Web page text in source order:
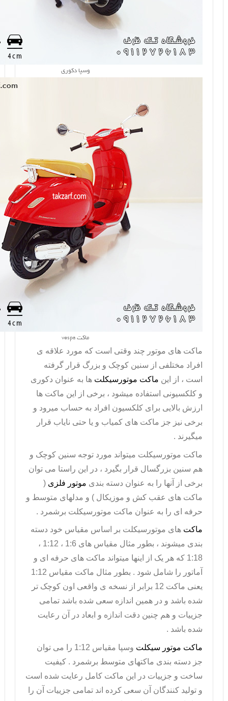
وسپا دکوری
ماکت vespa
ماکت های موتور چند وقتی است که مورد علاقه ی
افراد مختلفی از سنین کوچک و بزرگ قرار گرفته
است ، از این ماکت موتورسیکلت ها به عنوان دکوری
و کلکسیونی استفاده میشود ، برخی از این ماکت ها
ارزش بالایی برای کلکسیون افراد به حساب میرود و
برخی نیز جز ماکت های کمیاب و یا حتی نایاب قرار
میگیرند .
ماکت موتورسیکلت میتواند مورد توجه سنین کوچک و
هم سنین بزرگسال قرار بگیرد ، در این راستا می توان
برخی از آنها را به عنوان دسته بندی موتور فلزی (
ماکت های عقب کش و موزیکال ) و مدلهای متوسط و
حرفه ای را به عنوان ماکت موتورسیکلت برشمرد .
ماکت های موتورسیکلت بر اساس مقیاس خود دسته
بندی میشوند ، بطور مثال مقیاس های 1:6 ، 1:12 ،
1:18 که هر یک از اینها میتواند ماکت های حرفه ای و
آماتور را شامل شود . بطور مثال ماکت مقیاس 1:12
یعنی ماکت 12 برابر از نسخه ی واقعی اون کوچک تر
شده باشد و در همین اندازه سعی شده باشد تمامی
جزییات و هم چنین دقت اندازه و ابعاد در آن رعایت
شده باشد .
ماکت موتور سیکلت
وسپا مقیاس 1:12 را می توان
جز دسته بندی ماکتهای متوسط برشمرد . کیفیت
ساخت و جزییات در این ماکت کامل رعایت شده است
و تولید کنندگان آن سعی کرده اند تمامی جزییات آن را